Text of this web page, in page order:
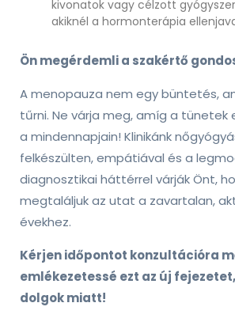
kivonatok vagy célzott
akiknél a hormonterápia
Ön megérdemli a szakértő
A menopauza nem egy büntetés,
tűrni. Ne várja meg, amíg a tünetek
a mindennapjain! Klinikánk
felkészülten, empátiával és a
diagnosztikai háttérrel várják Önt,
megtaláljuk az utat a zavartalan,
évekhez.
Kérjen időpontot konzultációra
emlékezetessé ezt az új
dolgok miatt!